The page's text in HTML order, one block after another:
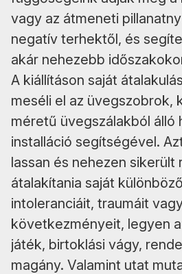
vagy az átmeneti
negatív terhektől, és
akár nehezebb
A kiállításon saját
meséli el az üvegszobrok,
méretű üvegszálakból álló
installáció segítségével.
lassan és nehezen sikerült
átalakítania saját
intoleranciáit, traumáit
következményeit, legyen
játék, birtoklási vágy,
magány. Valamint utat